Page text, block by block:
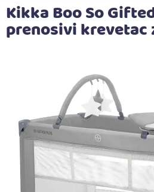
Kikka Boo So
prenosivi krevetac